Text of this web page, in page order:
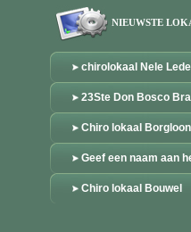
NIEUWSTE
chirolokaal Nele Lede
23Ste Don Bosco
Chiro lokaal Borgloon
Geef een naam aan
Chiro lokaal Bouwel